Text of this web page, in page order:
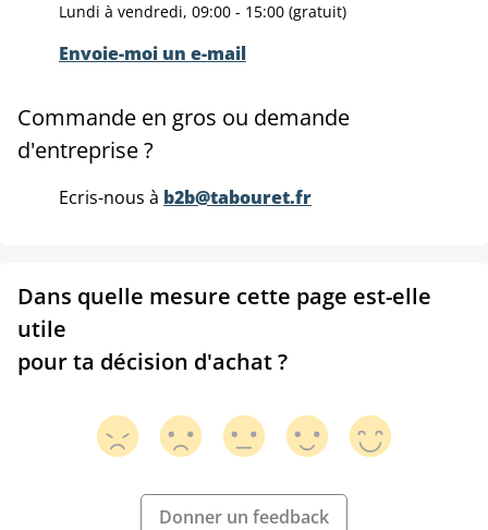
Lundi à vendredi, 09:00 - 15:00 (gratuit)
Envoie-moi un e-mail
Commande en gros ou demande
d'entreprise ?
Ecris-nous à b2b@tabouret.fr
Dans quelle mesure cette page est-elle
utile
pour ta décision d'achat ?
Donner un feedback